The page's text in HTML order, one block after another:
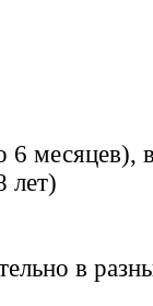
6 месяцев),
лет)
в